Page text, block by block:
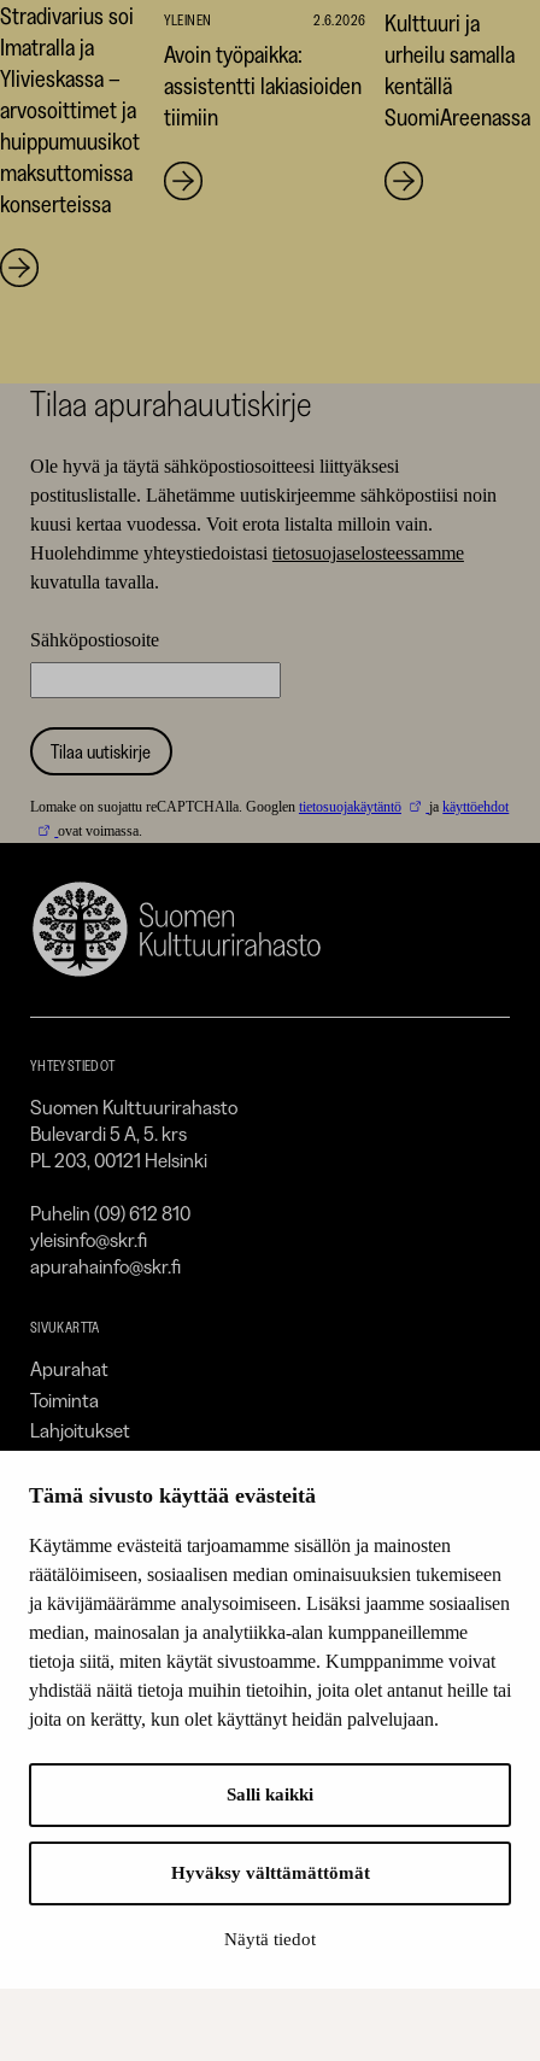
Tämä sivusto käyttää evästeitä
Käytämme evästeitä tarjoamamme sisällön ja mainosten
räätälöimiseen, sosiaalisen median ominaisuuksien tukemiseen
ja kävijämäärämme analysoimiseen. Lisäksi jaamme sosiaalisen
median, mainosalan ja analytiikka-alan kumppaneillemme
tietoja siitä, miten käytät sivustoamme. Kumppanimme voivat
yhdistää näitä tietoja muihin tietoihin, joita olet antanut heille tai
joita on kerätty, kun olet käyttänyt heidän palvelujaan.
Salli kaikki
Hyväksy välttämättömät
Näytä tiedot
Stradivarius soi
Imatralla ja
Ylivieskassa –
arvosoittimet ja
huippumuusikot
maksuttomissa
konserteissa
YLEINEN 2.6.2026
Avoin työpaikka:
assistentti lakiasioiden
tiimiin
Kulttuuri ja
urheilu samalla
kentällä
SuomiAreenassa
Tilaa apurahauutiskirje
Ole hyvä ja täytä sähköpostiosoitteesi liittyäksesi
postituslistalle. Lähetämme uutiskirjeemme sähköpostiisi noin
kuusi kertaa vuodessa. Voit erota listalta milloin vain.
Huolehdimme yhteystiedoistasi tietosuojaselosteessamme
kuvatulla tavalla.
Sähköpostiosoite
Tilaa uutiskirje
Lomake on suojattu reCAPTCHAlla. Googlen tietosuojakäytäntö jakäyttöehdot
ovat voimassa.
Suomen
Kulttuurirahasto
YHTEYSTIEDOT
Suomen Kulttuurirahasto
Bulevardi 5 A, 5. krs
PL 203, 00121 Helsinki
Puhelin (09) 612 810
yleisinfo@skr.fi
apurahainfo@skr.fi
SIVUKARTTA
Apurahat
Toiminta
Lahjoitukset
Ajankohtaista
Yhteystiedot
SEURAA MEITÄ
Facebook
Instagram
LinkedIn
Suomen Kulttuurirahasto: